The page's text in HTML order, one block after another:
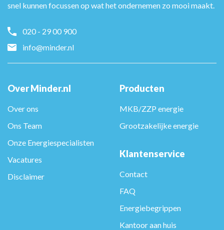
snel kunnen focussen op wat het ondernemen zo mooi maakt.
020 - 29 00 900
info@minder.nl
Over Minder.nl
Over ons
Ons Team
Onze Energiespecialisten
Vacatures
Disclaimer
Producten
MKB/ZZP energie
Grootzakelijke energie
Klantenservice
Contact
FAQ
Energiebegrippen
Kantoor aan huis